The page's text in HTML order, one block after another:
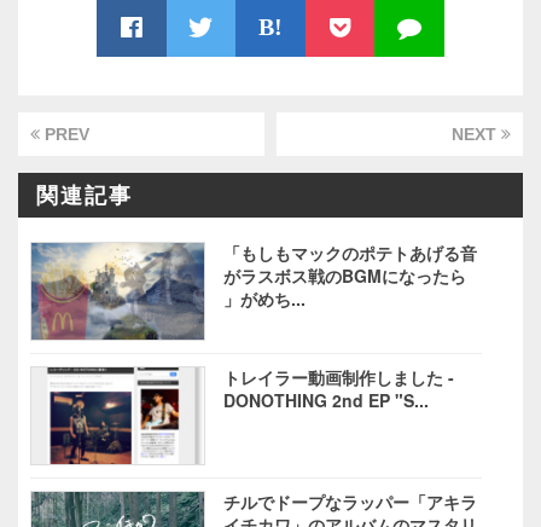
B!
PREV NEXT
関連記事
「もしもマックのポテトあげる音
がラスボス戦のBGMになったら
」がめち...
トレイラー動画制作しました -
DONOTHING 2nd EP "S...
チルでドープなラッパー「アキラ